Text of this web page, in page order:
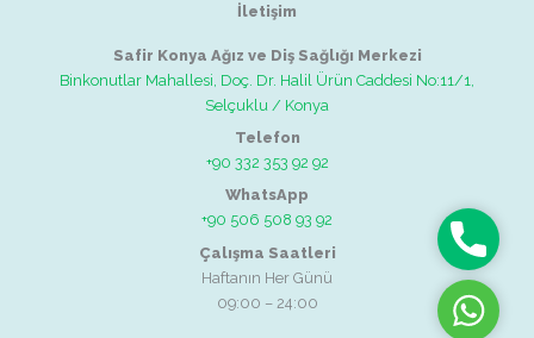
İletişim
Safir Konya Ağız ve Diş Sağlığı Merkezi
Binkonutlar Mahallesi, Doç. Dr. Halil Ürün Caddesi No:11/1,
Selçuklu / Konya
Telefon
+90 332 353 92 92
WhatsApp
+90 506 508 93 92
Çalışma Saatleri
Haftanın Her Günü
09:00 – 24:00
Telefon